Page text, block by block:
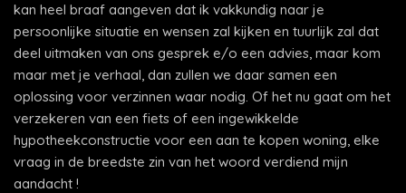
kan heel braaf aangeven dat ik vakkundig naar je
persoonlijke situatie en wensen zal kijken en tuurlijk zal dat
deel uitmaken van ons gesprek e/o een advies, maar kom
maar met je verhaal, dan zullen we daar samen een
oplossing voor verzinnen waar nodig. Of het nu gaat om het
verzekeren van een fiets of een ingewikkelde
hypotheekconstructie voor een aan te kopen woning, elke
vraag in de breedste zin van het woord verdiend mijn
aandacht !